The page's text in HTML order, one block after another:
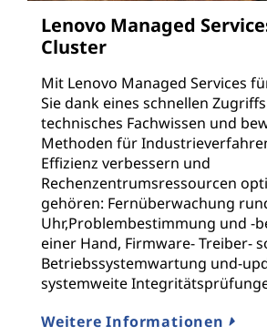
Lenovo Managed
Cluster
Mit Lenovo Managed Services
Sie dank eines schnellen
technisches Fachwissen und
Methoden für
Effizienz verbessern und
Rechenzentrumsressourcen
gehören: Fernüberwachung
Uhr,Problembestimmung und -
einer Hand, Firmware- Treiber-
Betriebssystemwartung und-
systemweite
Weitere Informationen